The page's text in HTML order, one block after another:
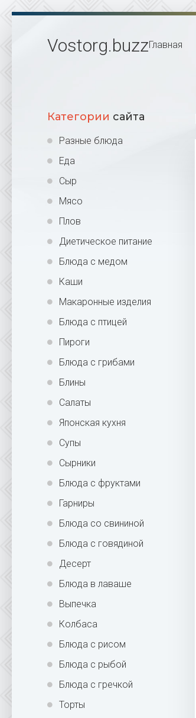
Vostorg.buzzГлавная
Категории сайта
Разные блюда
Еда
Сыр
Мясо
Плов
Диетическое питание
Блюда с медом
Каши
Макаронные изделия
Блюда с птицей
Пироги
Блюда с грибами
Блины
Салаты
Японская кухня
Супы
Сырники
Блюда с фруктами
Гарниры
Блюда со свининой
Блюда с говядиной
Десерт
Блюда в лаваше
Выпечка
Колбаса
Блюда с рисом
Блюда с рыбой
Блюда с гречкой
Торты